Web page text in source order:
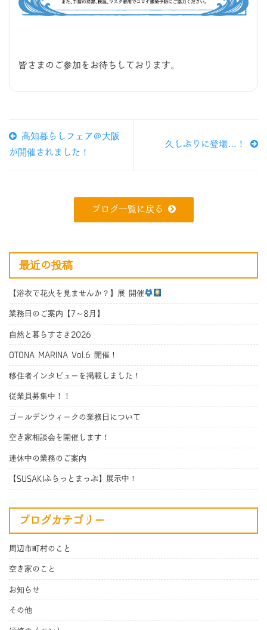
皆さまのご参加をお待ちしております。
高知暮らしフェア＠大阪
が開催されました！
久しぶりに登場…！
ブログ一覧に戻る
最近の投稿
【浴衣で花火を見ませんか？】展 開催
業務日のご案内【7～8月】
自然と暮らすさき2026
OTONA MARINA Vol.6 開催！
移住者インタビューを掲載しました！
従業員募集中！！
ゴールデンウィークの業務日について
空き家相談会を開催します！
連休中の業務のご案内
【SUSAKIふらっとまっぷ】展示中！
ブログカテゴリー
周辺市町村のこと
空き家のこと
お知らせ
その他